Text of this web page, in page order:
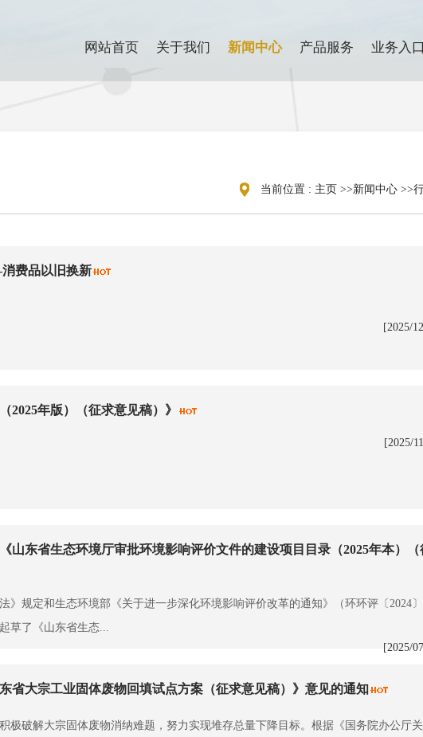
网站首页 关于我们 新闻中心 产品服务 业务入口
当前位置 : 主页 >>新闻中心 >>
费品以旧换新
[2025/
2025年版）（征求意见稿）》
[2025/
山东省生态环境厅审批环境影响评价文件的建设项目目录（2025年本）（
》规定和生态环境部《关于进一步深化环境影响评价改革的通知》（环环评〔2024
草了《山东省生态...
[2025/
省大宗工业固体废物回填试点方案（征求意见稿）》意见的通知
极破解大宗固体废物消纳难题，努力实现堆存总量下降目标。根据《国务院办公厅